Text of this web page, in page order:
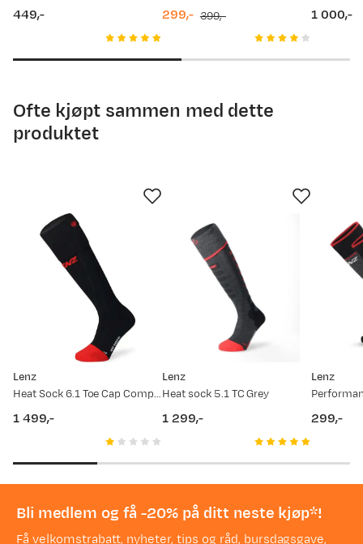
449,-
299,- 399,- 1 000,-
Ofte kjøpt sammen med dette
produktet
Lenz
Heat Sock 6.1 Toe Cap Compression Black
1 499,-
Lenz
Heat sock 5.1 TC Grey
1 299,-
Lenz
299,-
Bli medlem og få -20% på ditt neste kjøp*!
Få velkomstrabatt, nyheter, tips og råd, bursdagsgave,